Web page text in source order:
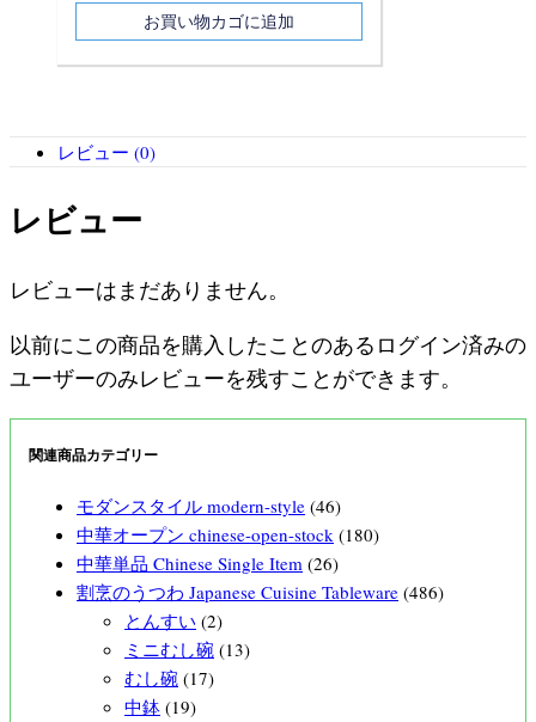
お買い物カゴに追加
レビュー (0)
レビュー
レビューはまだありません。
以前にこの商品を購入したことのあるログイン済みの
ユーザーのみレビューを残すことができます。
関連商品カテゴリー
モダンスタイル modern-style (46)
中華オープン chinese-open-stock (180)
中華単品 Chinese Single Item (26)
割烹のうつわ Japanese Cuisine Tableware (486)
とんすい (2)
ミニむし碗 (13)
むし碗 (17)
中鉢 (19)